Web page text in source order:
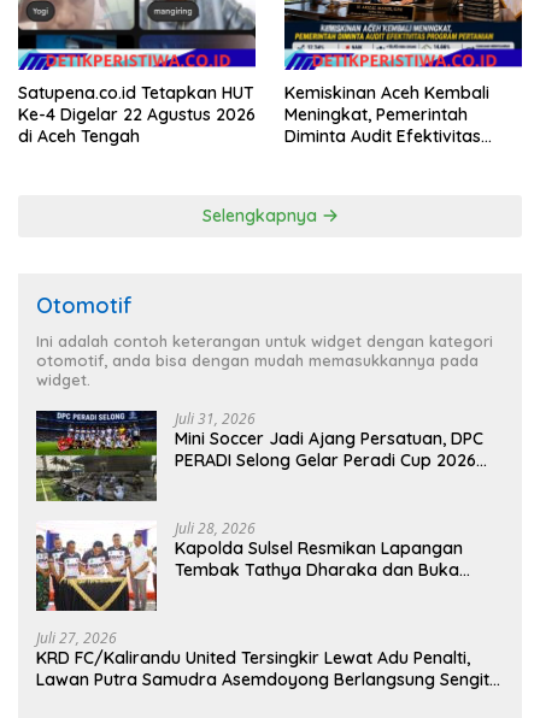
Satupena.co.id Tetapkan HUT
Ke-4 Digelar 22 Agustus 2026
di Aceh Tengah
Kemiskinan Aceh Kembali
Meningkat, Pemerintah
Diminta Audit Efektivitas
Selengkapnya
Otomotif
Ini adalah contoh keterangan untuk widget dengan kategori
otomotif, anda bisa dengan mudah memasukkannya pada
widget.
Juli 31, 2026
Mini Soccer Jadi Ajang Persatuan, DPC
PERADI Selong Gelar Peradi Cup 2026
Juli 28, 2026
Kapolda Sulsel Resmikan Lapangan
Tembak Tathya Dharaka dan Buka
Juli 27, 2026
KRD FC/Kalirandu United Tersingkir Lewat Adu Penalti,
Lawan Putra Samudra Asemdoyong Berlangsung Sengit